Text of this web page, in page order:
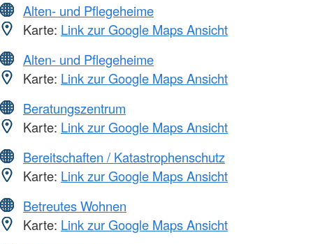
Alten- und Pflegeheime
Karte: Link zur Google Maps Ansicht
Alten- und Pflegeheime
Karte: Link zur Google Maps Ansicht
Beratungszentrum
Karte: Link zur Google Maps Ansicht
Bereitschaften / Katastrophenschutz
Karte: Link zur Google Maps Ansicht
Betreutes Wohnen
Karte: Link zur Google Maps Ansicht